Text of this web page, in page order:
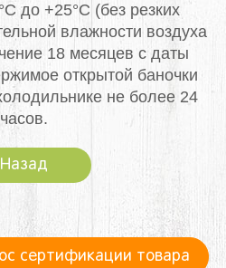
до +25°С (без резких
влажности воздуха
18 месяцев с даты
открытой баночки
не более 24
часов.
Назад
сертификации товара